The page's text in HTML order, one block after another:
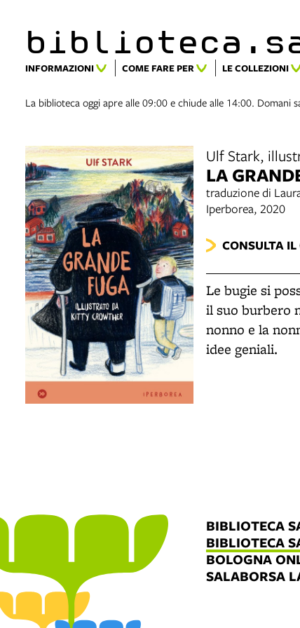
INFORMAZIONI COME FARE PER LE COLLEZIONI
La biblioteca oggi apre alle 09:00 e chiude alle 14:00. Domani
Ulf Stark,
LA
traduzione di
Iperborea, 2020
CONSULTA
Le bugie si
il suo burbero
nonno e la
idee geniali.
BIBLIOTECA
BIBLIOTECA
BOLOGNA
SALABORSA